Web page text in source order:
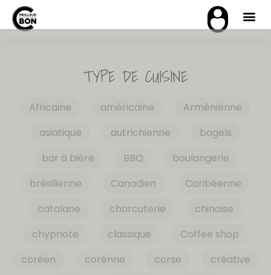
TYPE DE CUISINE
Africaine américaine
Arménienne
asiatique
autrichienne
bagels
bar à bière
BBQ
boulangerie
brésilienne
Canadien
Caribéenne
catalane
charcuterie
chinoise
chypriote
classique
Coffee shop
coréen
corénne corse
créative